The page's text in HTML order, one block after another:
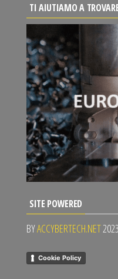
TI AIUTIAMO A
SITE POWERED
BYACCYBERTECH.NET
Cookie Policy